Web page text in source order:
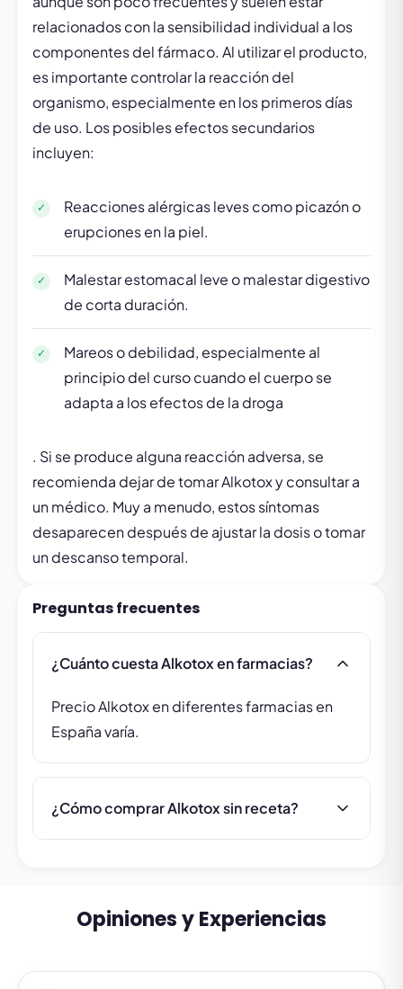
relacionados con la sensibilidad individual a los
componentes del fármaco. Al utilizar el producto,
es importante controlar la reacción del
organismo, especialmente en los primeros días
de uso. Los posibles efectos secundarios
incluyen:
Reacciones alérgicas leves como picazón o
erupciones en la piel.
Malestar estomacal leve o malestar digestivo
de corta duración.
Mareos o debilidad, especialmente al
principio del curso cuando el cuerpo se
adapta a los efectos de la droga
. Si se produce alguna reacción adversa, se
recomienda dejar de tomar Alkotox y consultar a
un médico. Muy a menudo, estos síntomas
desaparecen después de ajustar la dosis o tomar
un descanso temporal.
Preguntas frecuentes
¿Cuánto cuesta Alkotox en farmacias?
Precio Alkotox en diferentes farmacias en
España varía.
¿Cómo comprar Alkotox sin receta?
Opiniones y Experiencias